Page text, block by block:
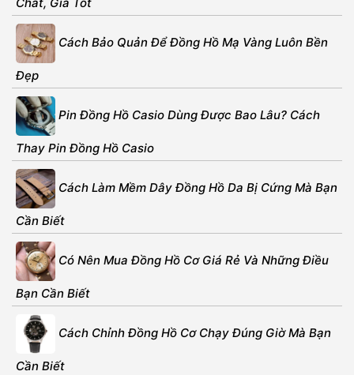
Cách Bảo Quản Để Đồng Hồ Mạ Vàng Luôn Bền
Đẹp
Pin Đồng Hồ Casio Dùng Được Bao Lâu? Cách
Thay Pin Đồng Hồ Casio
Cách Làm Mềm Dây Đồng Hồ Da Bị Cứng Mà Bạn
Cần Biết
Có Nên Mua Đồng Hồ Cơ Giá Rẻ Và Những Điều
Bạn Cần Biết
Cách Chỉnh Đồng Hồ Cơ Chạy Đúng Giờ Mà Bạn
Cần Biết